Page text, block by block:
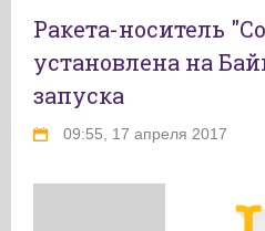
Ракета-носитель
установлена на
запуска
09:55, 17 апреля 2017